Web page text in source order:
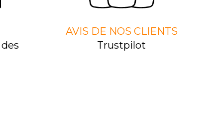
AVIS DE NOS CLIENTS
Trustpilot